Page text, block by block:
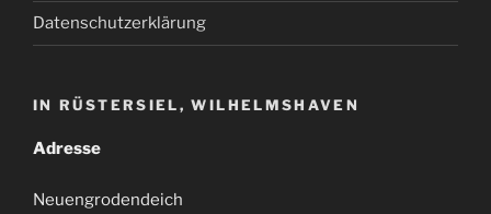
Datenschutzerklärung
IN RÜSTERSIEL, WILHELMSHAVEN
Adresse
Neuengrodendeich